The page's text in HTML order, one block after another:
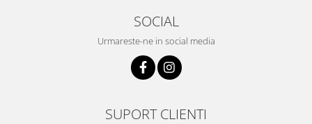
SOCIAL
Urmareste-ne in social media
SUPORT CLIENTI